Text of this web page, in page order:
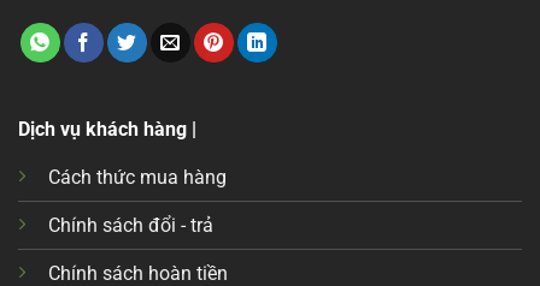
Dịch vụ khách hàng |
Cách thức mua hàng
Chính sách đổi - trả
Chính sách hoàn tiền